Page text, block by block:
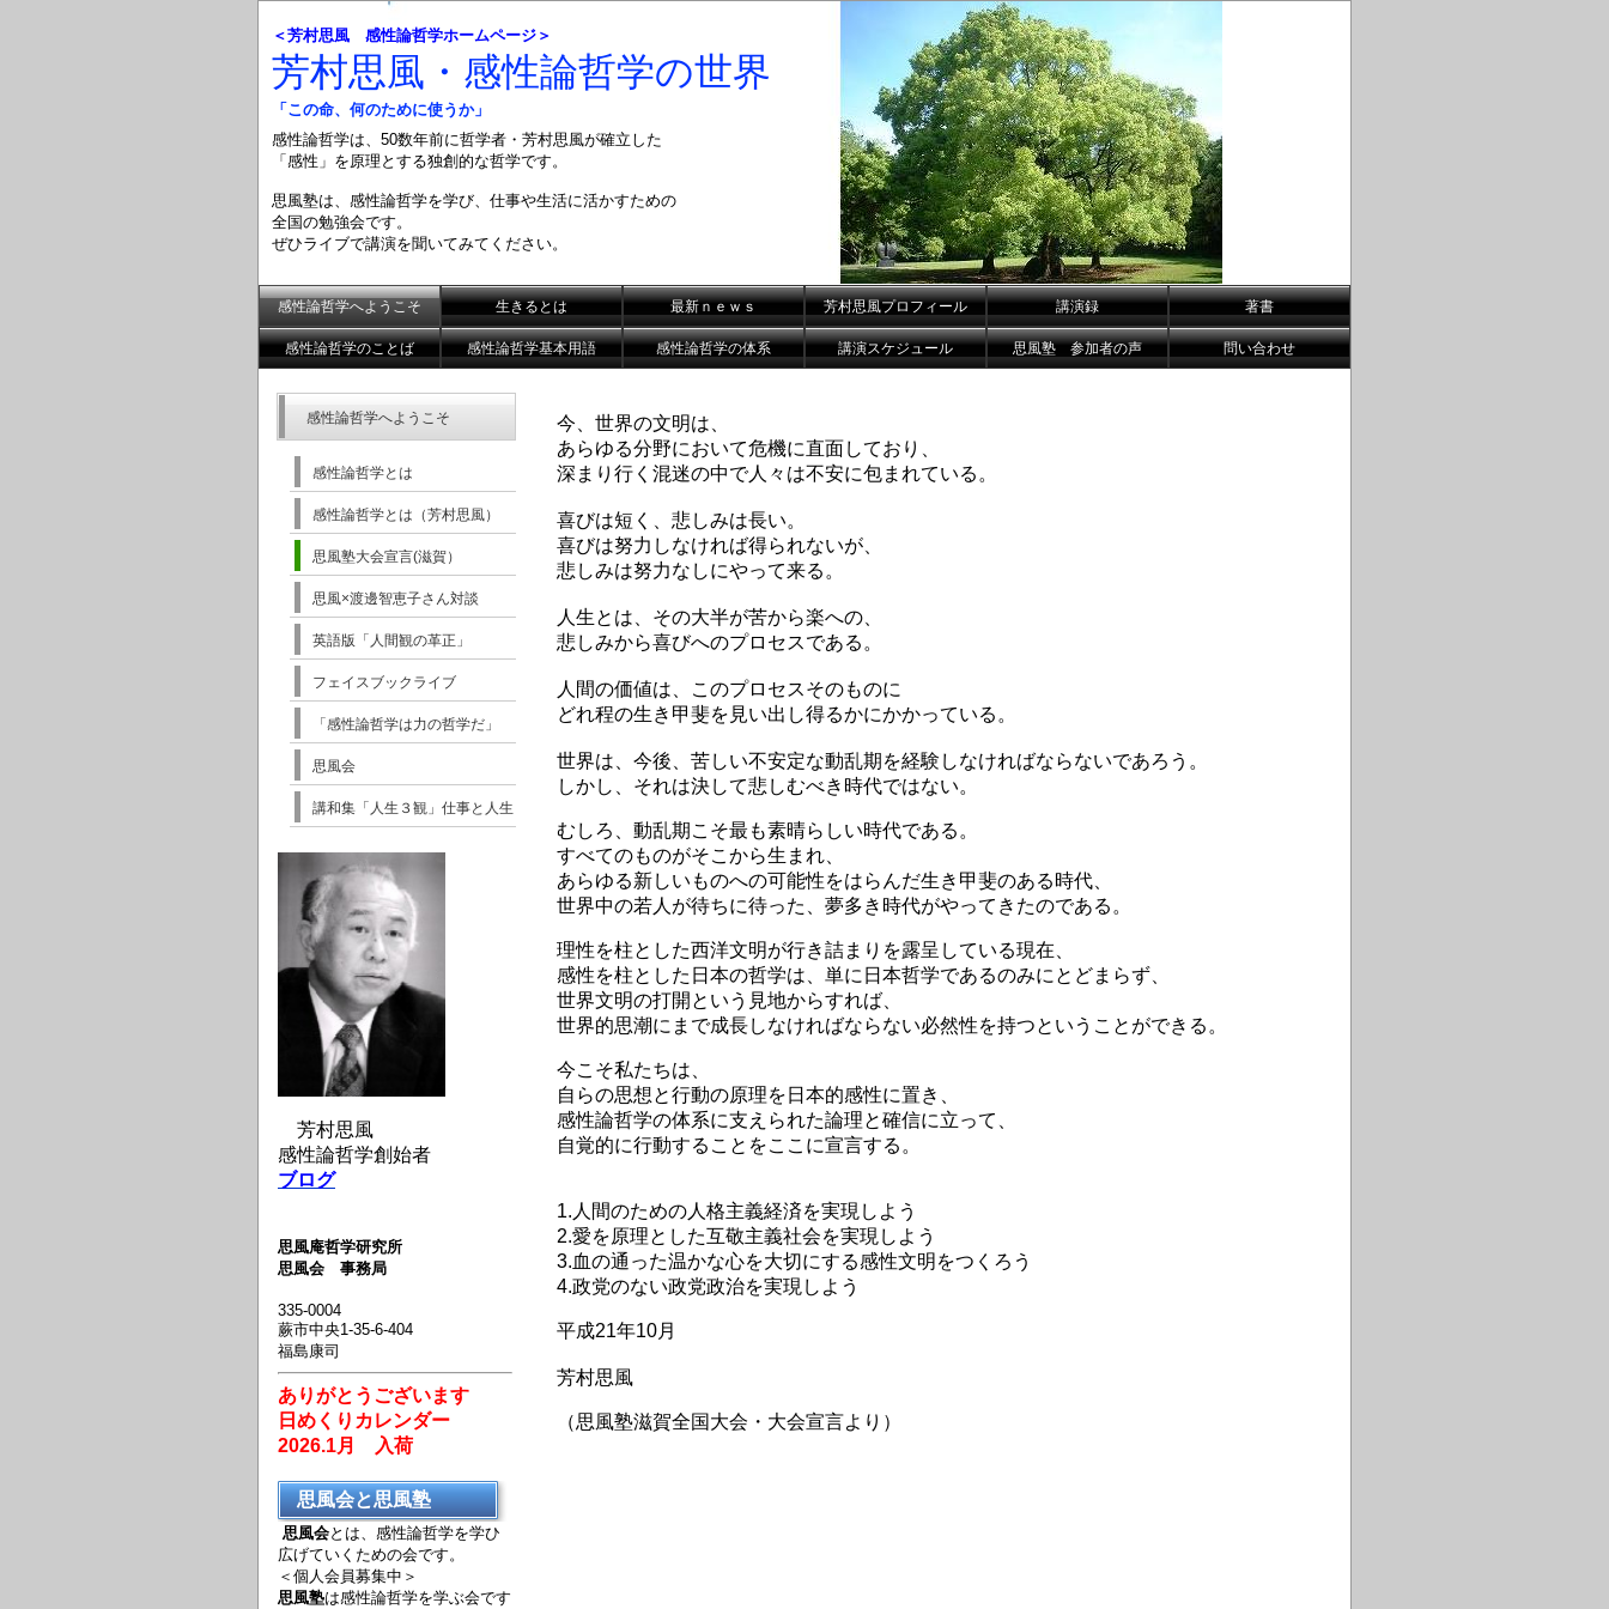
＜芳村思風 感性論哲学ホームページ＞
芳村思風・感性論哲学の世界
「この命、何のために使うか」
感性論哲学は、50数年前に哲学者・芳村思風が確立した
「感性」を原理とする独創的な哲学です。
思風塾は、感性論哲学を学び、仕事や生活に活かすための
全国の勉強会です。
ぜひライブで講演を聞いてみてください。
感性論哲学へようこそ 生きるとは 最新ｎｅｗｓ 芳村思風プロフィール 講演録 著書
感性論哲学のことば 感性論哲学基本用語 感性論哲学の体系 講演スケジュール 思風塾 参加者の声 問い合わせ
今、世界の文明は、
あらゆる分野において危機に直面しており、
深まり行く混迷の中で人々は不安に包まれている。
喜びは短く、悲しみは長い。
喜びは努力しなければ得られないが、
悲しみは努力なしにやって来る。
人生とは、その大半が苦から楽への、
悲しみから喜びへのプロセスである。
人間の価値は、このプロセスそのものに
どれ程の生き甲斐を見い出し得るかにかかっている。
世界は、今後、苦しい不安定な動乱期を経験しなければならないであろう。
しかし、それは決して悲しむべき時代ではない。
むしろ、動乱期こそ最も素晴らしい時代である。
すべてのものがそこから生まれ、
あらゆる新しいものへの可能性をはらんだ生き甲斐のある時代、
世界中の若人が待ちに待った、夢多き時代がやってきたのである。
理性を柱とした西洋文明が行き詰まりを露呈している現在、
感性を柱とした日本の哲学は、単に日本哲学であるのみにとどまらず、
世界文明の打開という見地からすれば、
世界的思潮にまで成長しなければならない必然性を持つということができる。
今こそ私たちは、
自らの思想と行動の原理を日本的感性に置き、
感性論哲学の体系に支えられた論理と確信に立って、
自覚的に行動することをここに宣言する。
1.人間のための人格主義経済を実現しよう
2.愛を原理とした互敬主義社会を実現しよう
3.血の通った温かな心を大切にする感性文明をつくろう
4.政党のない政党政治を実現しよう
平成21年10月
芳村思風
（思風塾滋賀全国大会・大会宣言より）
感性論哲学へようこそ
感性論哲学とは
感性論哲学とは（芳村思風）
思風塾大会宣言(滋賀）
思風×渡邊智恵子さん対談
英語版「人間観の革正」
フェイスブックライブ
「感性論哲学は力の哲学だ」
思風会
講和集「人生３観」仕事と人生
芳村思風
感性論哲学創始者
ブログ
思風庵哲学研究所
思風会 事務局
335-0004
蕨市中央1-35-6-404
福島康司
ありがとうございます
日めくりカレンダー
2026.1月 入荷
思風会と思風塾
思風会とは、感性論哲学を学ひ
広げていくための会です。
＜個人会員募集中＞
思風塾は感性論哲学を学ぶ会です